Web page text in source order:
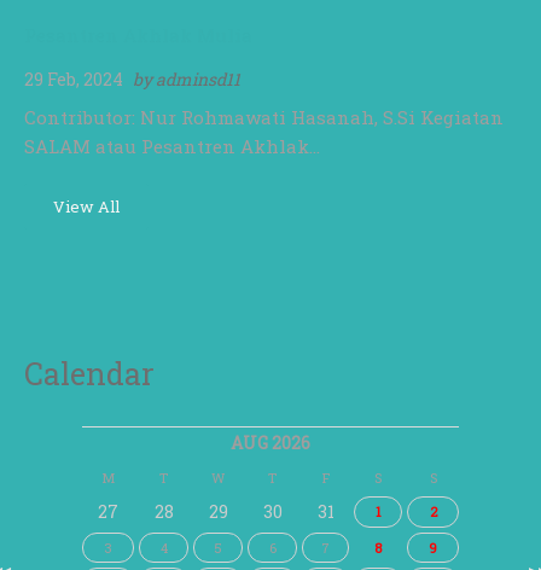
29 Feb, 2024 byadminsd11
Contributor: Nur Rohmawati Hasanah, S.Si Kegiatan
SALAM atau Pesantren Akhlak…
View All
Calendar
AUG 2026
M T W T F S S
27 28 29 30 31 1
2
3
4 5 6 7 8
9